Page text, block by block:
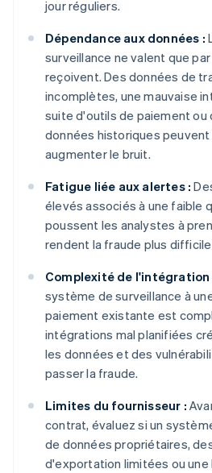
jour réguliers.
Dépendance aux données :
surveillance ne valent que
reçoivent. Des données de
incomplètes, une mauvaise
suite d'outils de paiement ou
données historiques
augmenter le bruit.
Fatigue liée aux alertes :
élevés associés à une faible
poussent les analystes à
rendent la fraude plus
Complexité de l'intégration
système de surveillance à
paiement existante est
intégrations mal planifiées
les données et des
passer la fraude.
Limites du fournisseur :
contrat, évaluez si un
de données propriétaires,
d'exportation limitées ou une